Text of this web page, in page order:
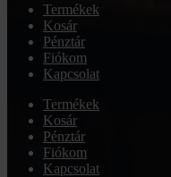
Termékek
Kosár
Pénztár
Fiókom
Kapcsolat
Termékek
Kosár
Pénztár
Fiókom
Kapcsolat